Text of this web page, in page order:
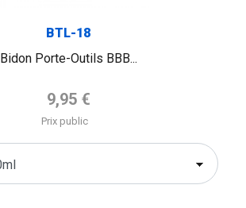
BTL-18
Bidon Porte-Outils BBB...
Prix de base
9,95 €
Prix public